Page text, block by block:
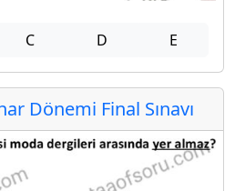
C D E
Dönemi Final Sınavı